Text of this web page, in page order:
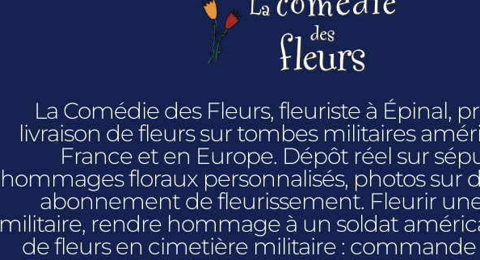
La Comédie des Fleurs, fleuriste à Épinal,
livraison de fleurs sur tombes militaires
France et en Europe. Dépôt réel sur
hommages floraux personnalisés, photos sur
abonnement de fleurissement. Fleurir
militaire, rendre hommage à un soldat
de fleurs en cimetière militaire :